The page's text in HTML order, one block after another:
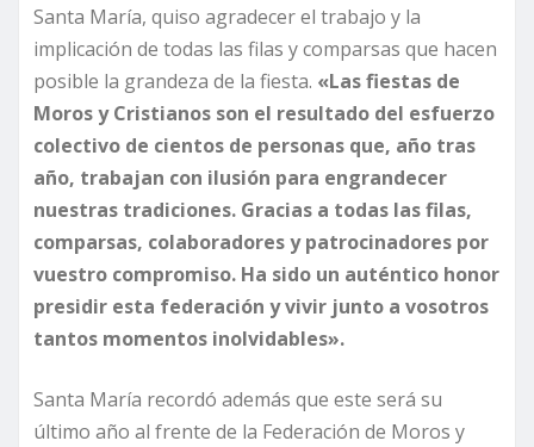
Santa María, quiso agradecer el trabajo y la
implicación de todas las filas y comparsas que hacen
posible la grandeza de la fiesta. «Las fiestas de
Moros y Cristianos son el resultado del esfuerzo
colectivo de cientos de personas que, año tras
año, trabajan con ilusión para engrandecer
nuestras tradiciones. Gracias a todas las filas,
comparsas, colaboradores y patrocinadores por
vuestro compromiso. Ha sido un auténtico honor
presidir esta federación y vivir junto a vosotros
tantos momentos inolvidables».
Santa María recordó además que este será su
último año al frente de la Federación de Moros y